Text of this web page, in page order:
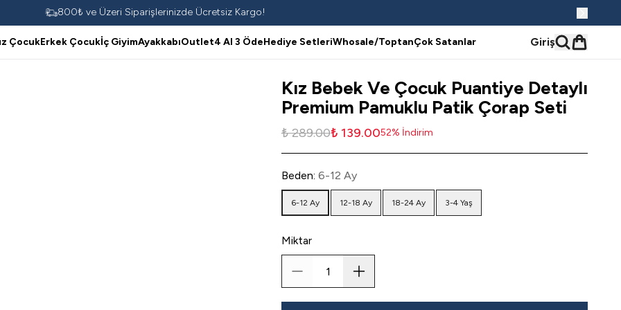
800₺ ve Üzeri Siparişlerinizde Ücretsiz Kargo!
ÇocukErkek Çocukİç GiyimAyakkabıOutlet4 Al 3 ÖdeHediye SetleriWhosale/ToptanÇok Satanlar Giriş
Kız Bebek Ve Çocuk Puantiye Detaylı
Premium Pamuklu Patik Çorap Seti
₺ 289.00₺ 139.0052% İndirim
Beden: 6-12 Ay
6-12 Ay 12-18 Ay 18-24 Ay 3-4 Yaş
Miktar